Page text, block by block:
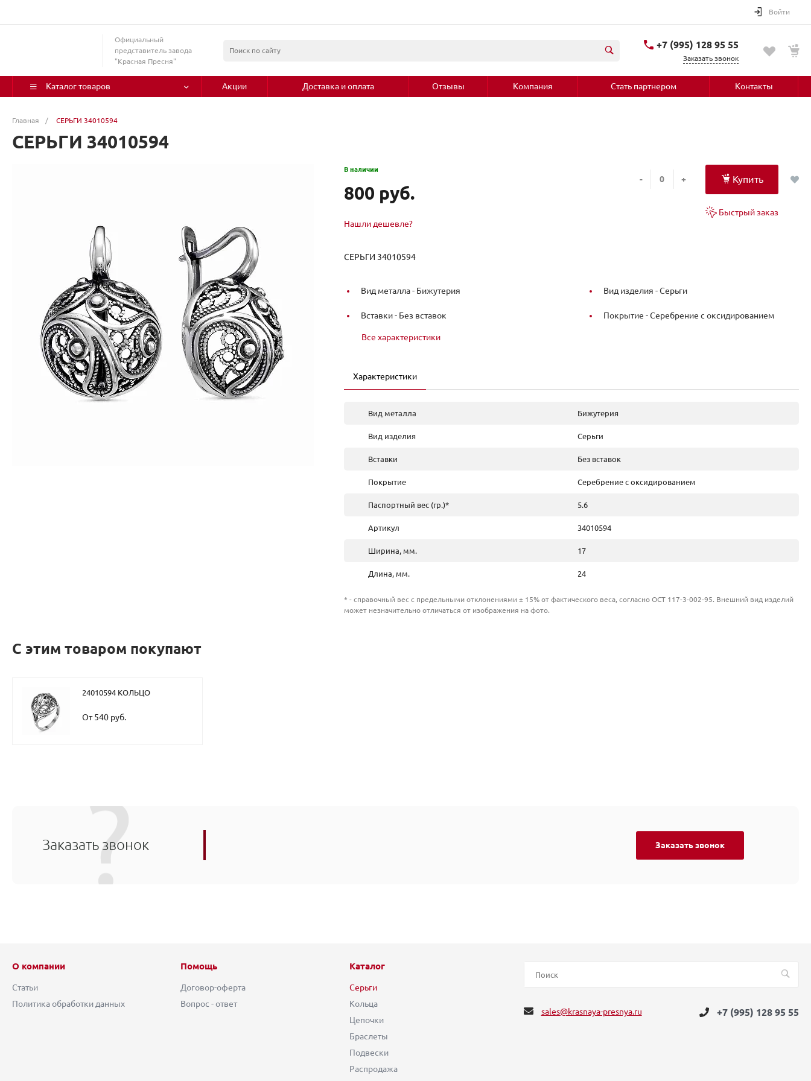
Войти
Официальный
представитель завода
"Красная Пресня"
+7 (995) 128 95 55
Заказать звонок
Каталог товаров Акции Доставка и оплата Отзывы Компания Стать партнером Контакты
Главная / СЕРЬГИ 34010594
СЕРЬГИ 34010594
В наличии
800 руб.
Нашли дешевле?
- + Купить
Быстрый заказ
СЕРЬГИ 34010594
Вид металла - Бижутерия Вид изделия -Серьги
Вставки - Без вставок Покрытие -Серебрение с оксидированием
Все характеристики
Характеристики
Вид металла Бижутерия
Вид изделия Серьги
Вставки Без вставок
Покрытие Серебрение с оксидированием
Паспортный вес (гр.)* 5.6
Артикул 34010594
Ширина, мм. 17
Длина, мм. 24
* - справочный вес с предельными отклонениями ± 15% от фактического веса, согласно ОСТ 117-3-002-95. Внешний вид изделий
может незначительно отличаться от изображения на фото.
С этим товаром покупают
24010594 КОЛЬЦО
От 540 руб.
Заказать звонок Заказать звонок
О компании
Статьи
Политика обработки данных
Помощь
Договор-оферта
Вопрос - ответ
Каталог
Серьги
Кольца
Цепочки
Браслеты
Подвески
Распродажа
sales@krasnaya-presnya.ru +7 (995) 128 95 55